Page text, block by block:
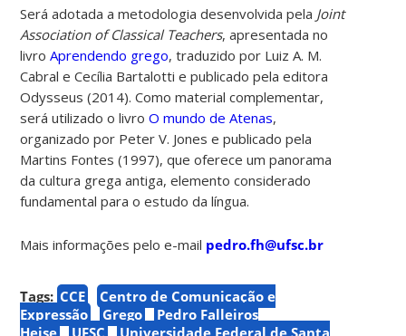
Será adotada a metodologia desenvolvida pela Joint
Association of Classical Teachers, apresentada no
livro Aprendendo grego, traduzido por Luiz A. M.
Cabral e Cecília Bartalotti e publicado pela editora
Odysseus (2014). Como material complementar,
será utilizado o livro O mundo de Atenas,
organizado por Peter V. Jones e publicado pela
Martins Fontes (1997), que oferece um panorama
da cultura grega antiga, elemento considerado
fundamental para o estudo da língua.
Mais informações pelo e-mail pedro.fh@ufsc.br
Tags: CCE
Centro de Comunicação e
Expressão
Grego
Pedro Falleiros
Heise
UFSC Universidade Federal de Santa